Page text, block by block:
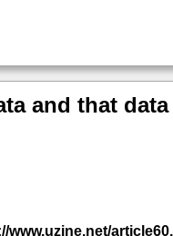
and that
www.uzine.net/